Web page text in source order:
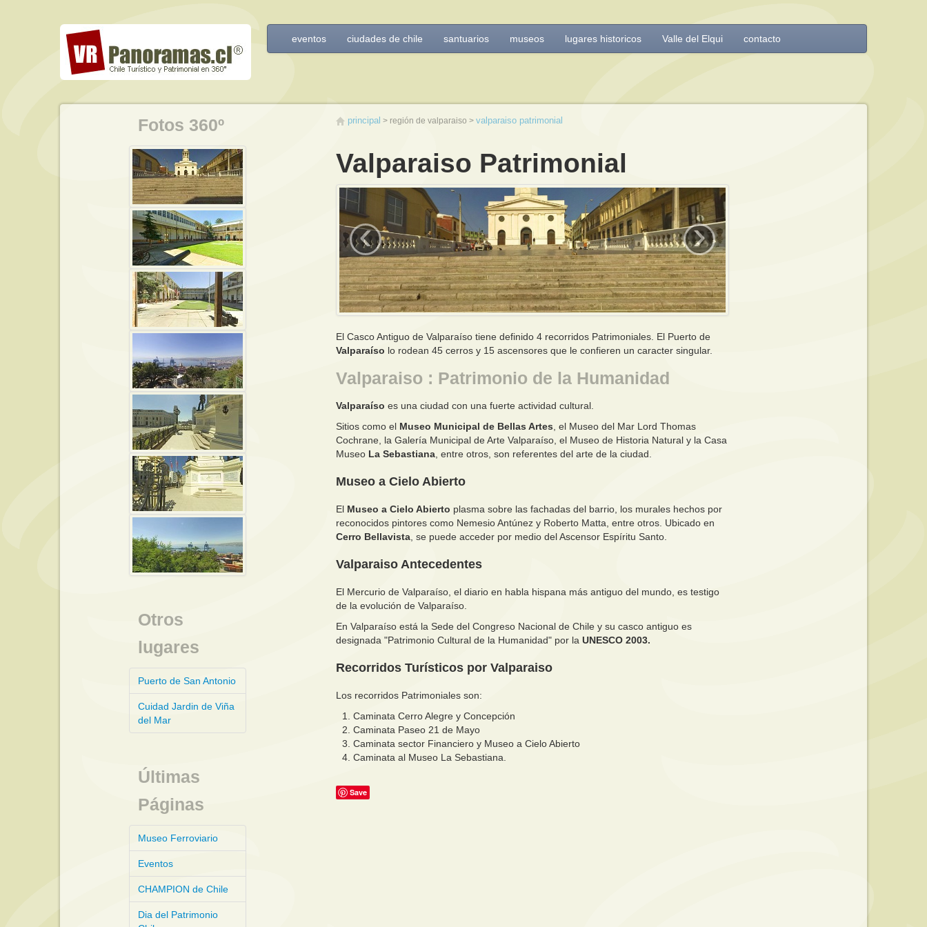
eventos ciudades de chile santuarios museos lugares historicos Valle del Elqui contacto
Fotos 360º
Otros
lugares
Puerto de San Antonio
Cuidad Jardin de Viña
del Mar
Últimas
Páginas
Museo Ferroviario
Eventos
CHAMPION de Chile
Dia del Patrimonio
principal región de valparaiso valparaiso patrimonial
Valparaiso Patrimonial
‹ ›
El Casco Antiguo de Valparaíso tiene definido 4 recorridos Patrimoniales. El Puerto de
Valparaíso lo rodean 45 cerros y 15 ascensores que le confieren un caracter singular.
Valparaiso : Patrimonio de la Humanidad
Valparaíso es una ciudad con una fuerte actividad cultural.
Sitios como el Museo Municipal de Bellas Artes , el Museo del Mar Lord Thomas
Cochrane, la Galería Municipal de Arte Valparaíso, el Museo de Historia Natural y la Casa
Museo La Sebastiana , entre otros, son referentes del arte de la ciudad.
Museo a Cielo Abierto
El Museo a Cielo Abierto plasma sobre las fachadas del barrio, los murales hechos por
reconocidos pintores como Nemesio Antúnez y Roberto Matta, entre otros. Ubicado en
Cerro Bellavista , se puede acceder por medio del Ascensor Espíritu Santo.
Valparaiso Antecedentes
El Mercurio de Valparaíso, el diario en habla hispana más antiguo del mundo, es testigo
de la evolución de Valparaíso.
En Valparaíso está la Sede del Congreso Nacional de Chile y su casco antiguo es
designada "Patrimonio Cultural de la Humanidad" por la UNESCO 2003.
Recorridos Turísticos por Valparaiso
Los recorridos Patrimoniales son:
Caminata Cerro Alegre y Concepción
Caminata Paseo 21 de Mayo
Caminata sector Financiero y Museo a Cielo Abierto
Caminata al Museo La Sebastiana.
Save